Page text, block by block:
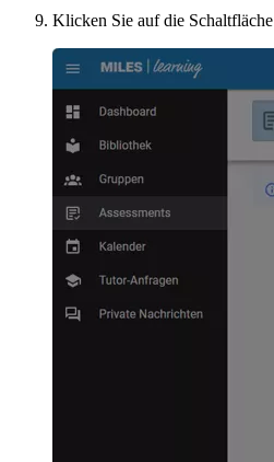
Klicken Sie auf die Schaltfläche